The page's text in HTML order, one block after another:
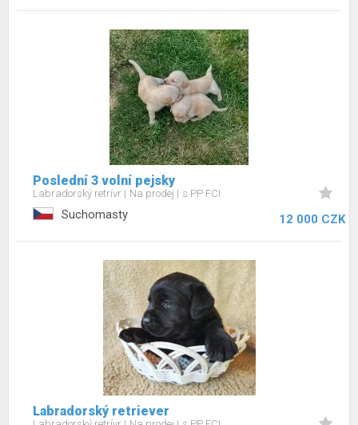
Poslední 3 volní pejsky
Labradorský retrívr Na prodej s PP FCI
Suchomasty 12 000 CZK
Labradorský retriever